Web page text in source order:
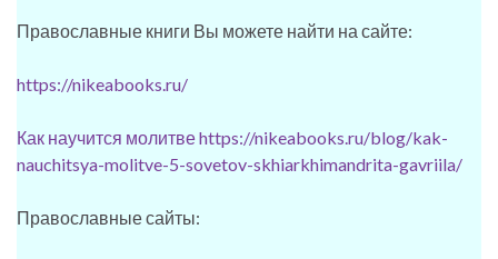
Православные книги Вы можете найти на сайте:
https://nikeabooks.ru/
Как научится молитве https://nikeabooks.ru/blog/kak-
nauchitsya-molitve-5-sovetov-skhiarkhimandrita-gavriila/
Православные сайты: